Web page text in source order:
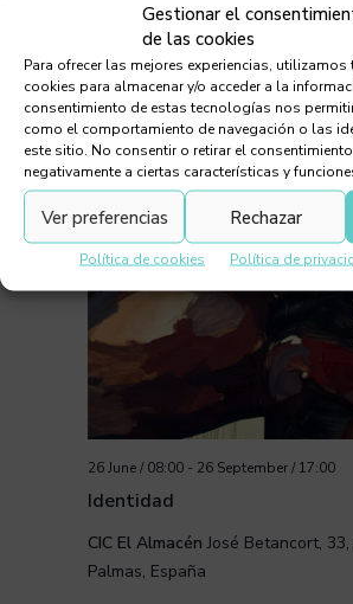
Gestionar el
de las cookies
Para ofrecer las mejores experiencias,
cookies para almacenar y/o acceder a la
consentimiento de estas tecnologías nos
como el comportamiento de navegación o las
este sitio. No consentir o retirar el
negativamente a ciertas características y
Rechazar
Ver preferencias
Política de cookies Política de
Arqueología del ciclo
26 June / 08:00 26 September / 17:00
CIC El AlmacénJosé Betancort,
Palmas, España
SUN
9
Identidad
26 June / 08:00- 26 September / 17:00
CIC El AlmacénJosé Betancort,
Palmas, España